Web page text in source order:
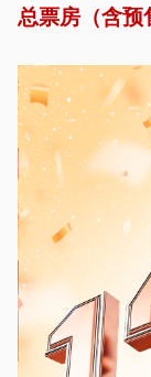
总票房（含预